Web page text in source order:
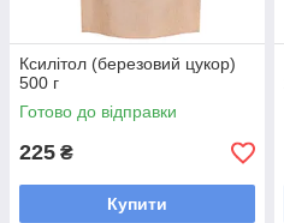
Ксилітол (березовий цукор)
500 г
Готово до відправки
225 ₴
Купити